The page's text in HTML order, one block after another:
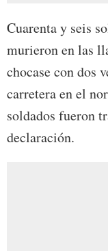
Cuarenta y seis
murieron en las
chocase con dos
carretera en el
soldados fueron
declaración.